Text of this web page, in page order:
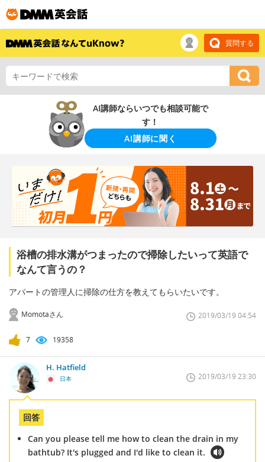
質問する
AI講師ならいつでも相談可能で
す！
AI講師に聞く
浴槽の排水溝がつまったので掃除したいって英語で
なんて言うの？
アパートの管理人に掃除の仕方を教えてもらいたいです。
Momotaさん 2019/03/19 04:54
7 19358
H. Hatfield
日本 2019/03/19 23:30
回答
Can you please tell me how to clean the drain in my
bathtub? It's plugged and I'd like to clean it.